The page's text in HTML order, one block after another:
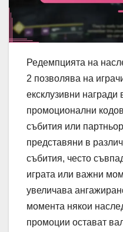
Редемпцията на
2 позволява на
ексклузивни награди
промоционални
събития или
представяни в
събития, често
играта или важни
увеличава
момента някои
промоции остават